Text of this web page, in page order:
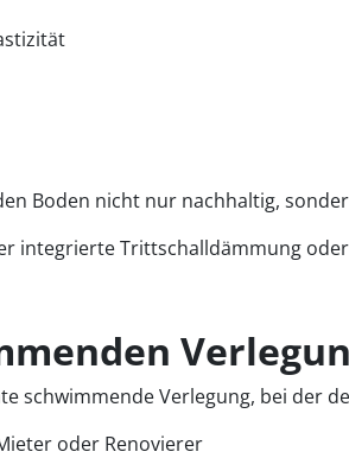
Boden nicht nur nachhaltig,
integrierte Trittschalldämmung
schwimmende Verlegung, bei
oder Renovierer